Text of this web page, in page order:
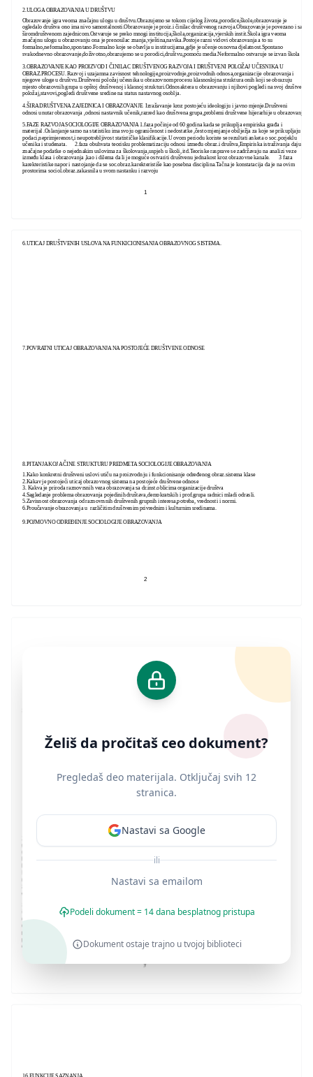
2.ULOGA OBRAZOVANJA U DRUŠTVU
Obrazovanje igra veoma značajnu ulogu u društvu.Obrazujemo se tokom cijelog života,porodice,škole,obrazovanje je
ogledalo društva ono ima nivo samostalnosti.Obrazovanje je proiz.i činilac društvenog razvoja.Obrazovanje je povezano i sa
širomdruštvenom zajednicom.Ostvaruje se preko mnogi institucija,škola,organizacija,vjerskih instit.Škola igra veoma
značajnu ulogu u obrazovanju ona je prenosilac znanja,vještina,navika.Postoje razni vidovi obrazovanja a to su
formalno,neformalno,spontano.Formalno koje se obavlja u institucijama,gdje je učenje osnovna djelatnost.Spontano
svakodnevno obrazovanje,doživotno,obrazujemo se u porodici,društvu,pomoću media.Neformalno ostvaruje se izvan škola
3.OBRAZOVANJE KAO PROIZVOD I ČINILAC DRUŠTVENOG RAZVOJA I DRUŠTVENI POLOŽAJ UČESNIKA U
OBRAZ.PROCESU. Razvoj i uzajamna zavisnost tehnologije,proizvodnje,proizvodnih odnosa,organizacije obrazovanja i
njegove uloge u društvu.Društveni položaj učesnika u obrazovnom procesu klasnoslojna struktura onih koji se obrazuju
mjesto obrazovnih grupa u opštoj društvenoj i klasnoj strukturi.Odnosaktera u obrazovanju i njihovi pogledi na svoj društveni
položaj,stavovi,pogledi društvene sredine na status nastavnog osoblja.
4.ŠIRA DRUŠTVENA ZAJEDNICA I OBRAZOVANJE Izražavanje kroz postojeću ideologiju i javno mjenje.Društveni
odnosi unutar obrazovanja ,odnosi nastavnik učenik,razred kao društvena grupa,problemi društvene hijerarhije u obrazovanju
5.FAZE RAZVOJA SOCIOLOGIJE OBRAZOVANJA 1.faza počinje od 60 godina kada se prikuplja empiriska građa i
materijal .Oslanjanje samo na statistiku ima svoju ograničenost i nedostatke ,često mjenjanje obilježja za koje se prikupljaju
podaci,neprimjerenost,i neupotrebljivost statističke klasifikacije.U ovom periodu koriste se rezultati anketa o soc.porjeklu
učenika i studenata. 2.faza obuhvata teorisku problematizaciju odnosi između obraz.i društva,Empiriska istraživanja daju
značajne podatke o nejednakim uslovima za školovanja,uspjeh u školi, itd.Teoriske rasprave se zadržavaju na analizi veze
između klasa i obrazovanja ,kao i dilema da li je moguće ostvariti društvenu jednakost kroz obrazovne kanale. 3 faza
karekteristike napor i nastojanje da se soc.obraz.karekteristiše kao posebna disciplina.Tačna je konstatacija da je na ovim
prostorima sociol.obraz.zakasnila u svom nastanku i razvoju
1
6.UTICAJ DRUŠTVENIH USLOVA NA FUNKICIONISANJA OBRAZOVNOG SISTEMA.
7.POVRATNI UTICAJ OBRAZOVANJA NA POSTOJEĆE DRUŠTVENE ODNOSE
8.PITANJA KOJA ČINE STRUKTURU PREDMETA SOCIOLOGIJE OBRAZOVANJA
1.Kako konkretni društveni uslovi utiču na proizvodnju i funkcionisanje određenog obraz.sistema klase
2.Kakav je postojeći uticaj obrazovnog sistema na postojeće društvene odnose
3. Kakva je priroda raznovrsnih veza obrazovanja sa dr.inst.oblicima organizacije društva
4.Sagledanje problema obrazovanja pojedinih društava,demokratskih i prof.grupa radnici mladi odrasli.
5.Zavisnost obrazovanja od raznovrsnih društvenih grupnih interesa,potreba, vrednosti i normi.
6.Proučavanje obrazovanja u različitim društvenim privrednim i kulturnim sredinama.
9.POJMOVNO ODREĐENJE SOCIOLOGIJE OBRAZOVANJA
2
Želiš da pročitaš ceo dokument?
Pregledaš deo materijala. Otključaj svih 12
stranica.
Nastavi sa Google
ili
Nastavi sa emailom
Podeli dokument = 14 dana besplatnog pristupa
Dokument ostaje trajno u tvojoj biblioteci